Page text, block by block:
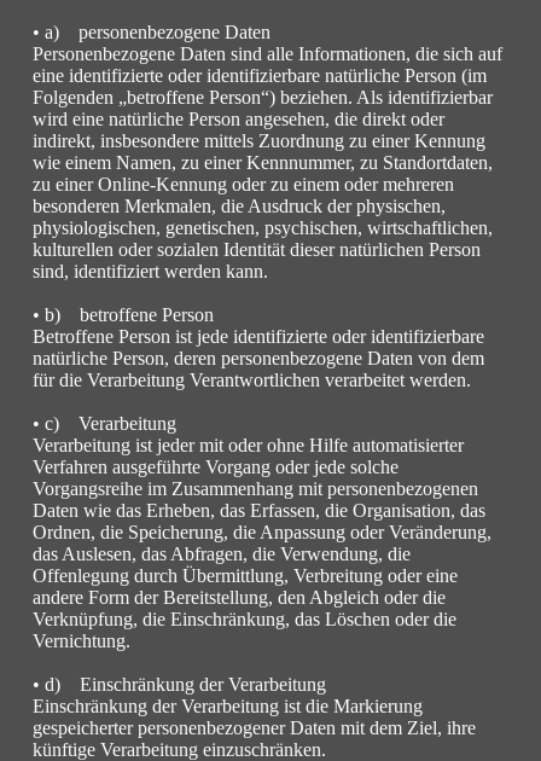
• a) personenbezogene Daten
Personenbezogene Daten sind alle Informationen, die sich auf
eine identifizierte oder identifizierbare natürliche Person (im
Folgenden „betroffene Person“) beziehen. Als identifizierbar
wird eine natürliche Person angesehen, die direkt oder
indirekt, insbesondere mittels Zuordnung zu einer Kennung
wie einem Namen, zu einer Kennnummer, zu Standortdaten,
zu einer Online-Kennung oder zu einem oder mehreren
besonderen Merkmalen, die Ausdruck der physischen,
physiologischen, genetischen, psychischen, wirtschaftlichen,
kulturellen oder sozialen Identität dieser natürlichen Person
sind, identifiziert werden kann.
• b) betroffene Person
Betroffene Person ist jede identifizierte oder identifizierbare
natürliche Person, deren personenbezogene Daten von dem
für die Verarbeitung Verantwortlichen verarbeitet werden.
• c) Verarbeitung
Verarbeitung ist jeder mit oder ohne Hilfe automatisierter
Verfahren ausgeführte Vorgang oder jede solche
Vorgangsreihe im Zusammenhang mit personenbezogenen
Daten wie das Erheben, das Erfassen, die Organisation, das
Ordnen, die Speicherung, die Anpassung oder Veränderung,
das Auslesen, das Abfragen, die Verwendung, die
Offenlegung durch Übermittlung, Verbreitung oder eine
andere Form der Bereitstellung, den Abgleich oder die
Verknüpfung, die Einschränkung, das Löschen oder die
Vernichtung.
• d) Einschränkung der Verarbeitung
Einschränkung der Verarbeitung ist die Markierung
gespeicherter personenbezogener Daten mit dem Ziel, ihre
künftige Verarbeitung einzuschränken.